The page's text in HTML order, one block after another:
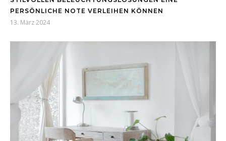
PERSÖNLICHE NOTE VERLEIHEN KÖNNEN
13. März 2024